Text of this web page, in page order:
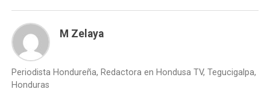
M Zelaya
Periodista Hondureña, Redactora en Hondusa TV, Tegucigalpa,
Honduras